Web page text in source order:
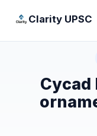
Clarity UPSC
Cycad